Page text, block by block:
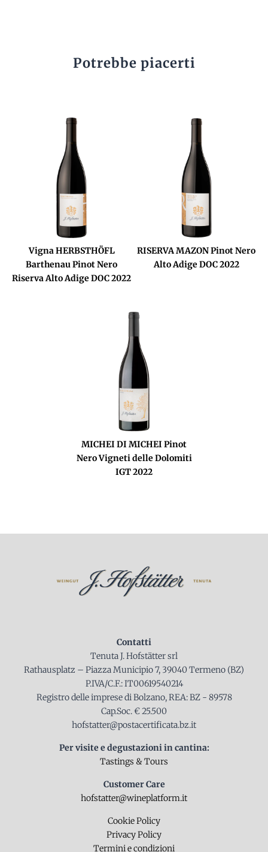
Potrebbe piacerti
Vigna HERBSTHÖFL
Barthenau Pinot Nero
Riserva Alto Adige DOC 2022
RISERVA MAZON Pinot Nero
Alto Adige DOC 2022
MICHEI DI MICHEI Pinot
Nero Vigneti delle Dolomiti
IGT 2022
Contatti
Tenuta J. Hofstätter srl
Rathausplatz – Piazza Municipio 7, 39040 Termeno (BZ)
P.IVA/C.F.: IT00619540214
Registro delle imprese di Bolzano, REA: BZ - 89578
Cap.Soc. € 25.500
hofstatter@postacertificata.bz.it
Per visite e degustazioni in cantina:
Tastings & Tours
Customer Care
hofstatter@wineplatform.it
Cookie Policy
Privacy Policy
Termini e condizioni